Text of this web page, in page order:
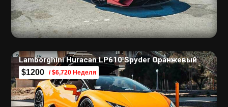
Lamborghini Huracan LP610 Spyder Оранжевый
$1200 / $6,720 Неделя